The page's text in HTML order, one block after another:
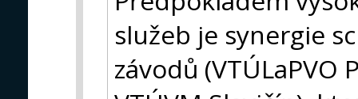
služeb je synergie
závodů (VTÚLaPVO